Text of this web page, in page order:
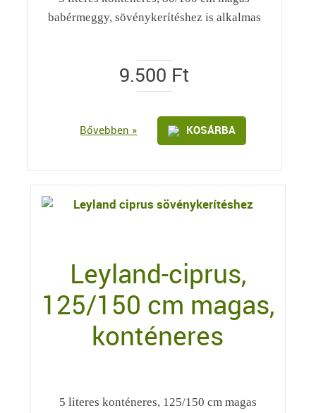
babérmeggy, sövénykerítéshez is alkalmas
9.500 Ft
Bővebben » KOSÁRBA
Leyland-ciprus,
125/150 cm magas,
konténeres
5 literes konténeres, 125/150 cm magas